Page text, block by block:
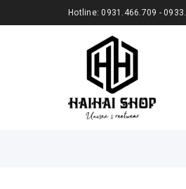
Hotline:0931.466.709 -